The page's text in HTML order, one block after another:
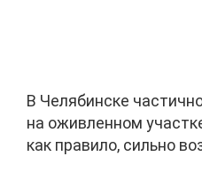
В Челябинске
на оживленном
как правило, сильно